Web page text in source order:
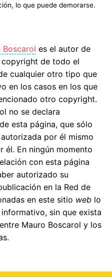
lo que puede demorarse.
Boscarol es el autor de
de todo el
cualquier otro tipo que
en los casos en los que
otro copyright.
no se declara
esta página, que sólo
por él mismo
él. En ningún momento
con esta página
autorizado su
en la Red de
en este sitio web lo
sin que exista
Mauro Boscarol y los